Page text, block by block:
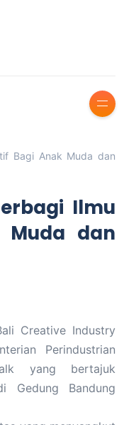
Bagi Anak Muda dan
Ilmu
Muda dan
Creative Industry
Perindustrian
yang bertajuk
Gedung Bandung